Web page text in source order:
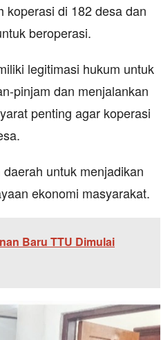
koperasi di 182 desa dan
beroperasi.
legitimasi hukum untuk
pinjam dan menjalankan
penting agar koperasi
untuk menjadikan
ekonomi masyarakat.
Baru TTU Dimulai